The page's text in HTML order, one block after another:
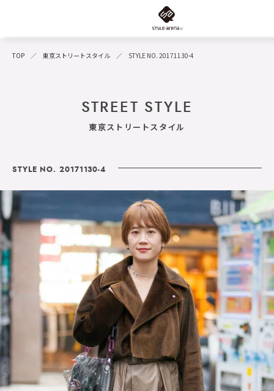
TOP 東京ストリートスタイル STYLE NO. 20171130-4
STREET STYLE
東京ストリートスタイル
STYLE NO. 20171130-4